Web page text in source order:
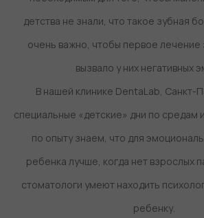
детства не знали, что такое зубная
очень важно, чтобы первое лечение
вызвало у них негативных
В нашей клинике DentaLab, Санкт-
специальные «детские» дни по средам
по опыту знаем, что для
ребенка лучше, когда нет взрослых
стоматологи умеют находить
ребенку.